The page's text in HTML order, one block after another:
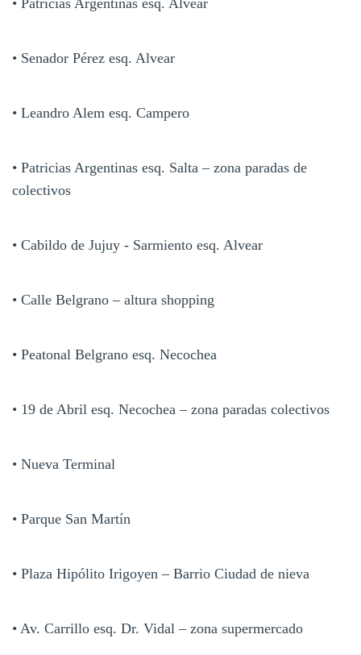
• Senador Pérez esq. Alvear
• Leandro Alem esq. Campero
• Patricias Argentinas esq. Salta – zona paradas de
colectivos
• Cabildo de Jujuy - Sarmiento esq. Alvear
• Calle Belgrano – altura shopping
• Peatonal Belgrano esq. Necochea
• 19 de Abril esq. Necochea – zona paradas colectivos
• Nueva Terminal
• Parque San Martín
• Plaza Hipólito Irigoyen – Barrio Ciudad de nieva
• Av. Carrillo esq. Dr. Vidal – zona supermercado